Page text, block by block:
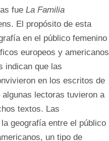
fue La Familia
El propósito de esta
en el público femenino
europeos y americanos
indican que las
en los escritos de
lectoras tuvieron a
textos. Las
geografía entre el público
un tipo de